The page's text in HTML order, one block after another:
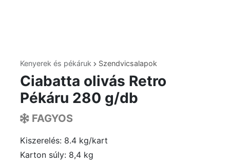
Kenyerek és pékáruk Szendvicsalapok
Ciabatta olivás Retro
Pékáru 280 g/db
FAGYOS
Kiszerelés: 8.4 kg/kart
Karton súly: 8,4 kg